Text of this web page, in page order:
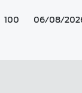
100 06/08/